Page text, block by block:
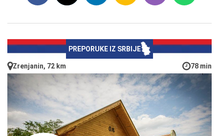
PREPORUKE IZ SRBIJE
Zrenjanin, 72 km 78 min